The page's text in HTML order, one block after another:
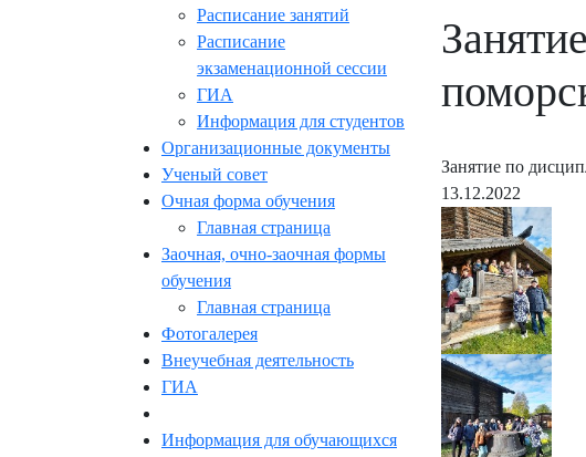
Расписание занятий
Расписание
экзаменационной сессии
ГИА
Информация для студентов
Организационные документы
Ученый совет
Очная форма обучения
Главная страница
Заочная, очно-заочная формы
обучения
Главная страница
Фотогалерея
Внеучебная деятельность
ГИА
Информация для обучающихся
Занятие по
13.12.2022